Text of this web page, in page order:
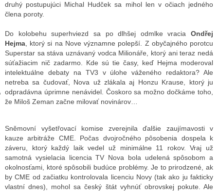
BLOGERA
DISKUTÉRA NA RADIOTV
STARŠÍCH DISKUZÍ
druhý postupujúci Michal Hudček sa mihol len v očiach jedného
člena poroty.
Do kolobehu superhviezd sa po dlhšej odmlke vracia Ondřej
Hejma , ktorý si na Nove významne polepší. Z obyčajného porotcu
Superstar sa stáva uznávaný vodca Milionáře, ktorý ani teraz nedá
súťažiacim nič zadarmo. Kde sú tie časy, keď Hejma moderoval
intelektuálne debaty na TV3 v úlohe váženého redaktora? Ale
netreba sa čudovať, Nova už zlákala aj Honzu Krause, ktorý ju
odpradávna úprimne nenávidel. Čoskoro sa možno dočkáme toho,
že Miloš Zeman začne milovať novinárov…
Sněmovní vyšetřovací komise zverejnila ďalšie zaujímavosti v
kauze arbitráže CME. Počas dvojročného pôsobenia dospela k
záveru, ktorý každý laik vedel už minimálne 11 rokov. Vraj už
samotná vysielacia licencia TV Nova bola udelená spôsobom a
okolnosťami, ktoré spôsobili budúce problémy. Je to prirodzené, ak
by CME od začiatku kontrolovala licenciu Novy (tak ako ju fakticky
vlastní dnes), mohol sa český štát vyhnúť obrovskej pokute. Ale